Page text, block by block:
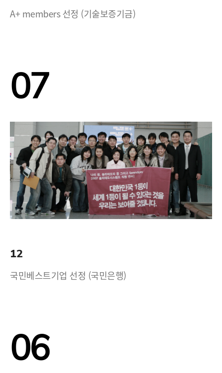
A+ members 선정 (기술보증기금)
07
12
국민베스트기업 선정 (국민은행)
06